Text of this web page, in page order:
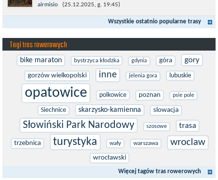
na rower przełajowy (lub gravelowy). Zimą, kiedy nie ma śniegu,
a temperatura jest...
airmisio (25.12.2025, g. 19:45)
Wszystkie ostatnio popularne trasy
Tagi tras rowerowych
bike maraton bystrzyca kłodzka gdynia góra gory
gorzów wielkopolski inne jelenia gora lubuskie
opatowice polkowice poznan psie pole
Siechnice skarzysko-kamienna slowacja
Słowiński Park Narodowy szosowe trasa
trzebnica turystyka wały warszawa wroclaw
wrocławski
Więcej tagów tras rowerowych